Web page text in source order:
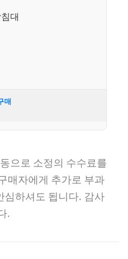
대
매
으로 소정의 수수료를
매자에게 추가로 부과
심하셔도 됩니다. 감사
.